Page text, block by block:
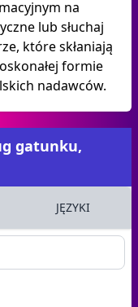
na
lub słuchaj
które skłaniają
formie
nadawców.
gatunku,
JĘZYKI